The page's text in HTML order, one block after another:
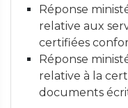
Réponse
relative aux
certifiées
Réponse
relative à la
documents